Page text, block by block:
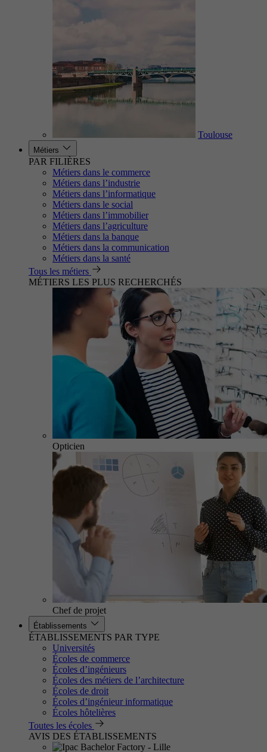
Toulouse
Métiers
PAR FILIÈRES
Métiers dans le commerce
Métiers dans l’industrie
Métiers dans l’informatique
Métiers dans le social
Métiers dans l’immobilier
Métiers dans l’agriculture
Métiers dans la banque
Métiers dans la communication
Métiers dans la santé
Tous les métiers
MÉTIERS LES PLUS RECHERCHÉS
Opticien
Chef de projet
Établissements
ÉTABLISSEMENTS PAR TYPE
Universités
Écoles de commerce
Écoles d’ingénieurs
Écoles des métiers de l’architecture
Écoles de droit
Écoles d’ingénieur informatique
Écoles hôtelières
Toutes les écoles
AVIS DES ÉTABLISSEMENTS